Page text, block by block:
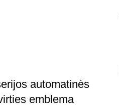
automatinės
emblema